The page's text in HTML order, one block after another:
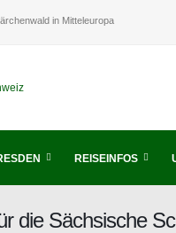
in Mitteleuropa
REISEINFOS
die Sächsische